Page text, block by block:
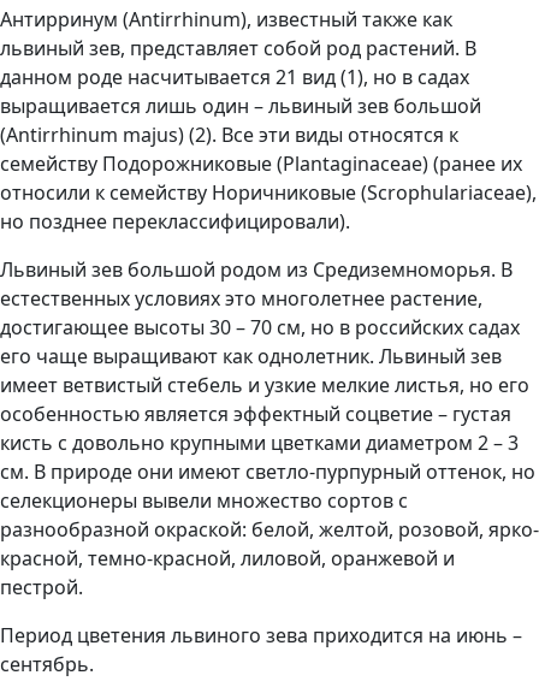
Антирринум (Antirrhinum), известный также как
львиный зев, представляет собой род растений. В
данном роде насчитывается 21 вид (1), но в садах
выращивается лишь один – львиный зев большой
(Antirrhinum majus) (2). Все эти виды относятся к
семейству Подорожниковые (Plantaginaceae) (ранее их
относили к семейству Норичниковые (Scrophulariaceae),
но позднее переклассифицировали).
Львиный зев большой родом из Средиземноморья. В
естественных условиях это многолетнее растение,
достигающее высоты 30 – 70 см, но в российских садах
его чаще выращивают как однолетник. Львиный зев
имеет ветвистый стебель и узкие мелкие листья, но его
особенностью является эффектный соцветие – густая
кисть с довольно крупными цветками диаметром 2 – 3
см. В природе они имеют светло-пурпурный оттенок, но
селекционеры вывели множество сортов с
разнообразной окраской: белой, желтой, розовой, ярко-
красной, темно-красной, лиловой, оранжевой и
пестрой.
Период цветения львиного зева приходится на июнь –
сентябрь.